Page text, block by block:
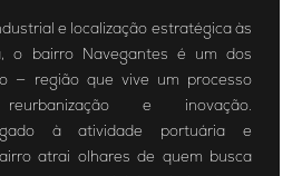
e localização estratégica às
o bairro Navegantes é um dos
— região que vive um processo
e inovação.
à atividade portuária e
atrai olhares de quem busca